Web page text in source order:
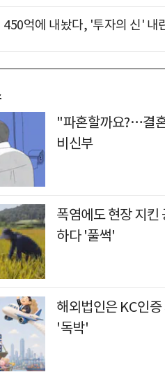
450억에 내놨다, '투자의 신' 내
"파혼할까요?…결
비신부
폭염에도 현장 지
하다 '풀썩'
해외법인은 KC인
'독박'